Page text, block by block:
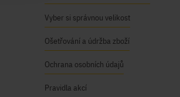
Vyber si správnou velikost
Ošetřování a údržba zboží
Ochrana osobních údajů
Pravidla akcí